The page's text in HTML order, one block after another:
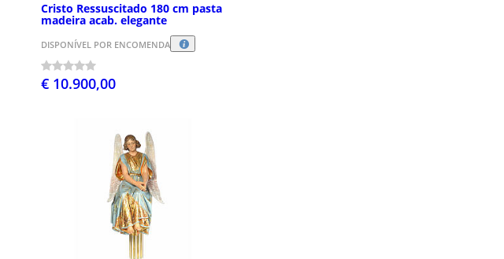
Cristo Ressuscitado 180 cm pasta
madeira acab. elegante
DISPONÍVEL POR ENCOMENDA
€ 10.900,00